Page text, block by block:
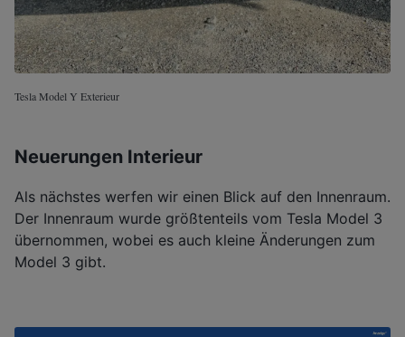
Tesla Model Y Exterieur
Neuerungen Interieur
Als nächstes werfen wir einen Blick auf den Innenraum.
Der Innenraum wurde größtenteils vom Tesla Model 3
übernommen, wobei es auch kleine Änderungen zum
Model 3 gibt.